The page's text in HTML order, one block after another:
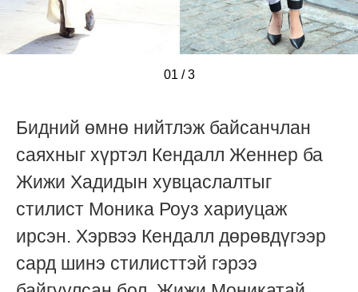
01 / 3
//
Бидний өмнө нийтлэж байсанчлан
саяхныг хүртэл Кендалл Женнер ба
Жижи Хадидын хувцаслалтыг
стилист Моника Роуз хариуцаж
ирсэн. Хэрвээ Кендалл дөрөвдүгээр
сард шинэ стилисттэй гэрээ